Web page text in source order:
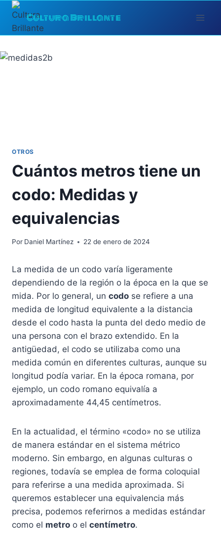
Saltar
contenido
Cultura Brillante
OTROS
Cuántos metros tiene un
codo: Medidas y
equivalencias
Por Daniel Martínez 22 de enero de 2024
La medida de un codo varía ligeramente
dependiendo de la región o la época en la que se
mida. Por lo general, un codo se refiere a una
medida de longitud equivalente a la distancia
desde el codo hasta la punta del dedo medio de
una persona con el brazo extendido. En la
antigüedad, el codo se utilizaba como una
medida común en diferentes culturas, aunque su
longitud podía variar. En la época romana, por
ejemplo, un codo romano equivalía a
aproximadamente 44,45 centímetros.
En la actualidad, el término «codo» no se utiliza
de manera estándar en el sistema métrico
moderno. Sin embargo, en algunas culturas o
regiones, todavía se emplea de forma coloquial
para referirse a una medida aproximada. Si
queremos establecer una equivalencia más
precisa, podemos referirnos a medidas estándar
como el metro o el centímetro.